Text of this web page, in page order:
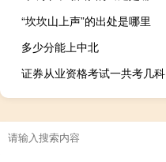
“坎坎山上声”的出处是哪里
多少分能上中北
证券从业资格考试一共考几科